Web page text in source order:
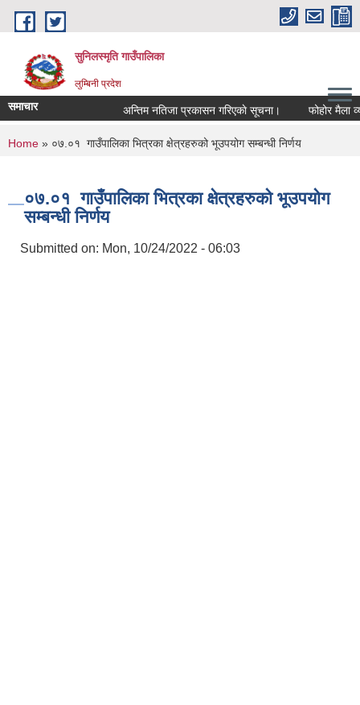
Skip to main content
सुनिलस्मृति गाउँपालिका
लुम्बिनी प्रदेश
समाचार अन्तिम नतिजा प्रकासन गरिएकाे सूचना। फोहोर मैला
You are here
Home » ०७.०१ गाउँपालिका भित्रका क्षेत्रहरुको भूउपयोग सम्बन्धी निर्णय
०७.०१ गाउँपालिका भित्रका क्षेत्रहरुको भूउपयोग
सम्बन्धी निर्णय
Submitted on: Mon, 10/24/2022 - 06:03